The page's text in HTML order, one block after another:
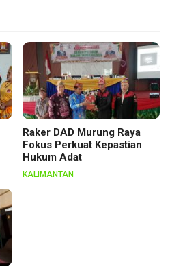
Raker DAD Murung Raya
Fokus Perkuat Kepastian
Hukum Adat
KALIMANTAN